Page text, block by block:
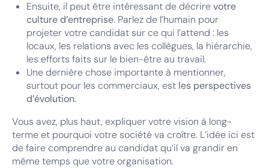
Ensuite, il peut être intéressant de décrirevotre
culture d’entreprise. Parlez de l’humain pour
projeter votre candidat sur ce qui l’attend : les
locaux, les relations avec les collègues, la hiérarchie,
les efforts faits sur le bien-être au travail.
Une dernière chose importante à mentionner,
surtout pour les commerciaux, est les perspectives
d’évolution.
Vous avez, plus haut, expliquer votre vision à long-
terme et pourquoi votre société va croître. L’idée ici est
de faire comprendre au candidat qu’il va grandir en
même temps que votre organisation.